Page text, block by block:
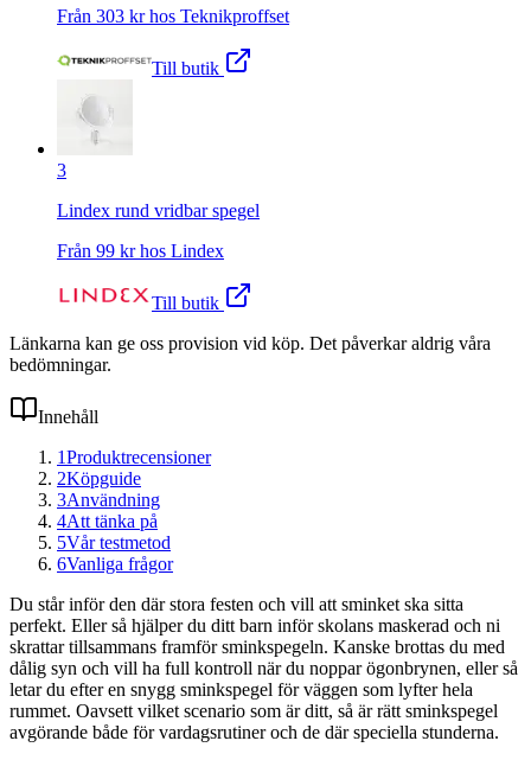
Från 303 kr hos Teknikproffset
Till butik
3
Lindex rund vridbar spegel
Från 99 kr hos Lindex
Till butik
Länkarna kan ge oss provision vid köp. Det påverkar aldrig våra
bedömningar.
Innehåll
1Produktrecensioner
2Köpguide
3Användning
4Att tänka på
5Vår testmetod
6Vanliga frågor
Du står inför den där stora festen och vill att sminket ska sitta
perfekt. Eller så hjälper du ditt barn inför skolans maskerad och ni
skrattar tillsammans framför sminkspegeln. Kanske brottas du med
dålig syn och vill ha full kontroll när du noppar ögonbrynen, eller så
letar du efter en snygg sminkspegel för väggen som lyfter hela
rummet. Oavsett vilket scenario som är ditt, så är rätt sminkspegel
avgörande både för vardagsrutiner och de där speciella stunderna.